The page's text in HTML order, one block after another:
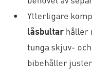
Ytterligare
låsbultar håller
tunga skjuv-
bibehåller